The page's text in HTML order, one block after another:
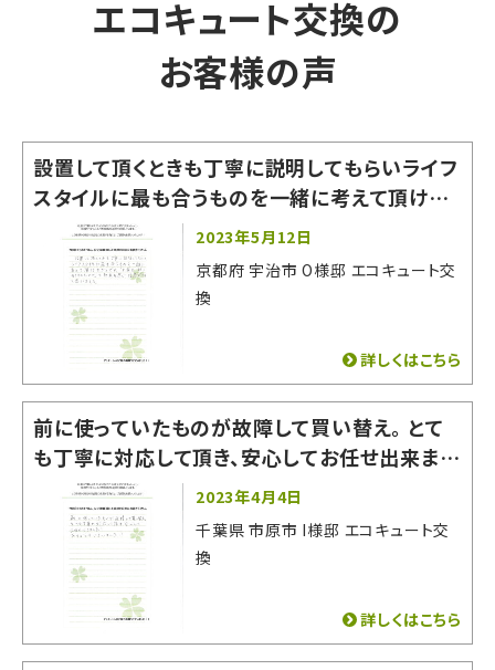
エコキュート交換の
お客様の声
設置して頂くときも丁寧に説明してもらいライフ
スタイルに最も合うものを一緒に考えて頂けた
からです。「お家の一部になるものなので」と熱
意を感じ信用できると思いました。
2023年5月12日
京都府 宇治市 O様邸 エコキュート交
換
詳しくはこちら
前に使っていたものが故障して買い替え。 とて
も丁寧に対応して頂き、安心してお任せ出来まし
た！ 有難うございました。2023年4月4日
千葉県 市原市 I様邸 エコキュート交
換
詳しくはこちら